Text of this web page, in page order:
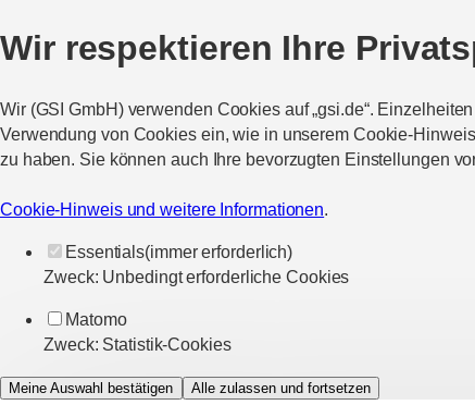
Wir respektieren Ihre
Wir (GSI GmbH) verwenden Cookies auf „gsi.de“.
Verwendung von Cookies ein, wie in unserem Cookie-
zu haben. Sie können auch Ihre bevorzugten Einstellungen
Cookie-Hinweis und weitere Informationen.
Essentials(immer erforderlich)
Zweck: Unbedingt erforderliche Cookies
Matomo
Zweck: Statistik-Cookies
Meine Auswahl bestätigen Alle zulassen und fortsetzen